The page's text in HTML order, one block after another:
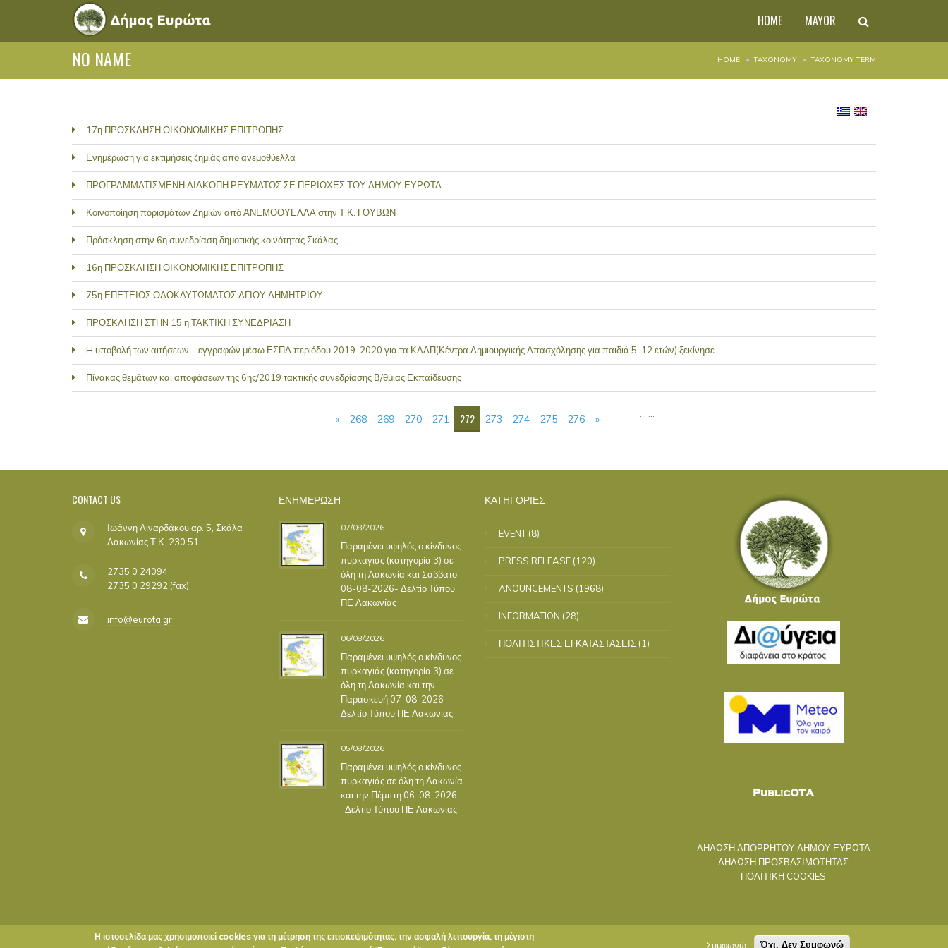
HOME MAYOR
NO NAME HOME TAXONOMY TAXONOMY TERM
17η ΠΡΟΣΚΛΗΣΗ ΟΙΚΟΝΟΜΙΚΗΣ ΕΠΙΤΡΟΠΗΣ
Ενημέρωση για εκτιμήσεις ζημιάς απο ανεμοθύελλα
ΠΡΟΓΡΑΜΜΑΤΙΣΜΕΝΗ ΔΙΑΚΟΠΗ ΡΕΥΜΑΤΟΣ ΣΕ ΠΕΡΙΟΧΕΣ ΤΟΥ ΔΗΜΟΥ ΕΥΡΩΤΑ
Κοινοποίηση πορισμάτων Ζημιών από ΑΝΕΜΟΘΥΕΛΛΑ στην Τ.Κ. ΓΟΥΒΩΝ
Πρόσκληση στην 6η συνεδρίαση δημοτικής κοινότητας Σκάλας
16η ΠΡΟΣΚΛΗΣΗ ΟΙΚΟΝΟΜΙΚΗΣ ΕΠΙΤΡΟΠΗΣ
75η ΕΠΕΤΕΙΟΣ ΟΛΟΚΑΥΤΩΜΑΤΟΣ ΑΓΙΟΥ ΔΗΜΗΤΡΙΟΥ
ΠΡΟΣΚΛΗΣΗ ΣΤΗN 15 η ΤΑΚΤΙΚΗ ΣΥΝΕΔΡΙΑΣΗ
H υποβολή των αιτήσεων – εγγραφών μέσω ΕΣΠΑ περιόδου 2019-2020 για τα ΚΔΑΠ(Κέντρα Δημιουργικής Απασχόλησης για παιδιά 5-12 ετών) ξεκίνησε.
Πίνακας θεμάτων και αποφάσεων της 6ης/2019 τακτικής συνεδρίασης Β/θμιας Εκπαίδευσης
« 268 269 270 271 272 273 274 275 276 »
CONTACT US
Ιωάννη Λιναρδάκου αρ. 5, Σκάλα
Λακωνίας Τ.Κ. 230 51
2735 0 24094
2735 0 29292 (fax)
info@eurota.gr
ΕΝΗΜΕΡΩΣΗ
07/08/2026
Παραμένει υψηλός ο κίνδυνος
πυρκαγιάς (κατηγορία 3) σε
όλη τη Λακωνία και Σάββατο
08-08-2026- Δελτίο Τύπου
ΠΕ Λακωνίας
06/08/2026
Παραμένει υψηλός ο κίνδυνος
πυρκαγιάς (κατηγορία 3) σε
όλη τη Λακωνία και την
Παρασκευή 07-08-2026-
Δελτίο Τύπου ΠΕ Λακωνίας
05/08/2026
Παραμένει υψηλός ο κίνδυνος
πυρκαγιάς σε όλη τη Λακωνία
και την Πέμπτη 06-08-2026
-Δελτίο Τύπου ΠΕ Λακωνίας
ΚΑΤΗΓΟΡΙΕΣ
EVENT(8)
PRESS RELEASE (120)
ANOUNCEMENTS (1968)
INFORMATION (28)
ΠΟΛΙΤΙΣΤΙΚΕΣ ΕΓΚΑΤΑΣΤΑΣΕΙΣ (1)
ΔΗΛΩΣΗ ΑΠΟΡΡΗΤΟΥ ΔΗΜΟΥ ΕΥΡΩΤΑ
ΔΗΛΩΣΗ ΠΡΟΣΒΑΣΙΜΟΤΗΤΑΣ
ΠΟΛΙΤΙΚΗ COOKIES
Η ιστοσελίδα μας χρησιμοποιεί cookies για τη μέτρηση της επισκεψιμότητας, την ασφαλή λειτουργία, τη μέγιστη
Συμφωνώ Όχι, Δεν Συμφωνώ